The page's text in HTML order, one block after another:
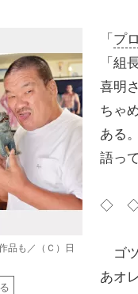
品も／（Ｃ）日
「 プ
「組
喜明
ちゃ
ある
語っ
◇
ゴ
あオ